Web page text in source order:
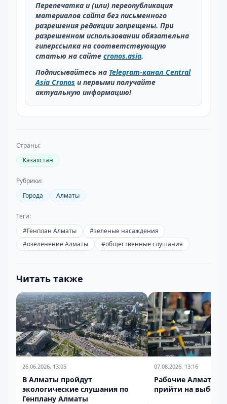
Перепечатка и (или) переопубликация
материалов сайта без письменного
разрешения редакции запрещены. При
разрешенном использовании обязательна
гиперссылка на соответствующую
статью на сайте cronos.asia.
Подписывайтесь на Telegram-канал Central
Asia Cronos и первыми получайте
актуальную информацию!
Страны:
Казахстан
Рубрики:
Города
Алматы
Теги:
#Генплан Алматы #зеленые насаждения
#озеленение Алматы #общественные слушания
Читать также
26.06.2026, 13:05
В Алматы пройдут
экологические слушания по
Генплану Алматы
07.08.2026, 13:16
Рабочие Алматы
прийти на выборы